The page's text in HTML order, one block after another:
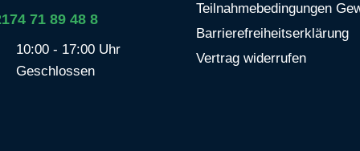
71 89 48 8
10:00 - 17:00 Uhr
Geschlossen
Teilnahmebedingungen
Barrierefreiheitserklärung
Vertrag widerrufen